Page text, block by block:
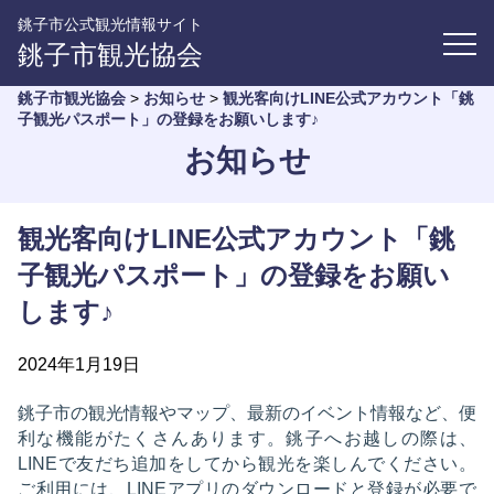
銚子市公式観光情報サイト
銚子市観光協会
銚子市観光協会 > お知らせ > 観光客向けLINE公式アカウント「銚
子観光パスポート」の登録をお願いします♪
お知らせ
観光客向けLINE公式アカウント「銚
子観光パスポート」の登録をお願い
します♪
2024年1月19日
銚子市の観光情報やマップ、最新のイベント情報など、便
利な機能がたくさんあります。銚子へお越しの際は、
LINEで友だち追加をしてから観光を楽しんでください。
ご利用には、LINEアプリのダウンロードと登録が必要で